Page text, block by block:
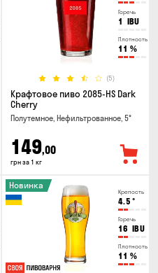
Горечь
1 IBU
Плотность
11 %
(5)
Крафтовое пиво 2085-HS Dark
Cherry
Полутемное, Нефильтрованное, 5°
149,00
грн за 1 кг
Крепость
4.5 °
Горечь
16 IBU
Плотность
11 %
Новинка